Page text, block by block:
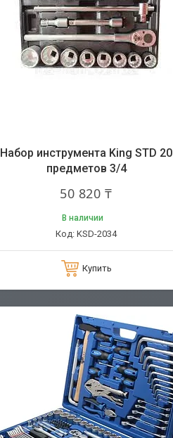
Набор инструмента King STD 20
предметов 3/4
50 820 ₸
В наличии
KSD-2034
Купить